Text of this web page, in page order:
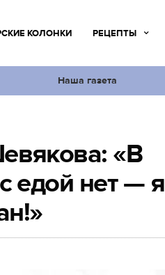
КОЛОНКИ РЕЦЕПТЫ
Наша газета
«В
едой нет — я